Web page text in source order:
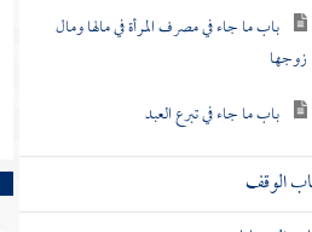
باب ما جاء في مصرف المرأة في مالها ومال
زوجها
باب ما جاء في تبرع العبد
الوقف